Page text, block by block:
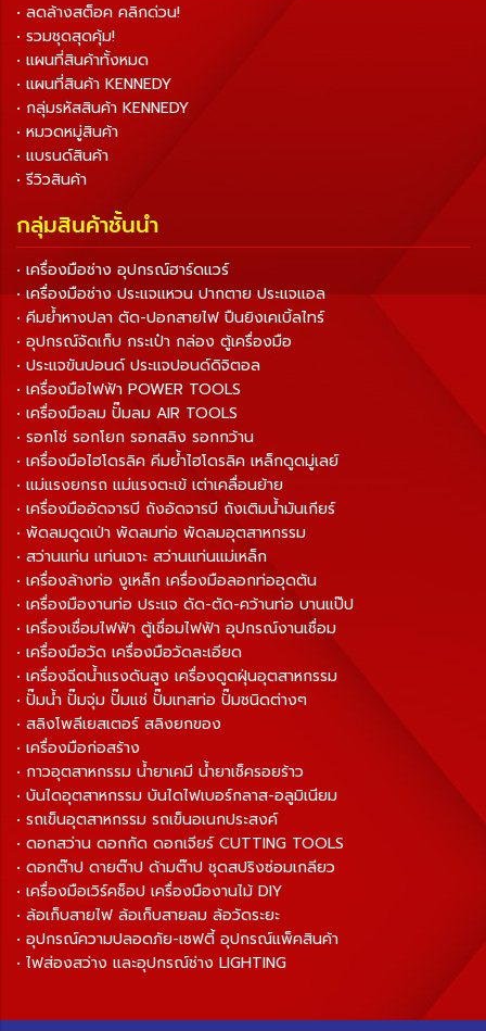
• ลดล้างสต็อค คลิกด่วน!
• รวมชุดสุดคุ้ม!
• แผนที่สินค้าทั้งหมด
• แผนที่สินค้า KENNEDY
• กลุ่มรหัสสินค้า KENNEDY
• หมวดหมู่สินค้า
• แบรนด์สินค้า
• รีวิวสินค้า
กลุ่มสินค้าชั้นนำ
• เครื่องมือช่าง อุปกรณ์ฮาร์ดแวร์
• เครื่องมือช่าง ประแจแหวน ปากตาย ประแจแอล
• คีมย้ำหางปลา ตัด-ปอกสายไฟ ปืนยิงเคเบิ้ลไทร์
• อุปกรณ์จัดเก็บ กระเป๋า กล่อง ตู้เครื่องมือ
• ประแจขันปอนด์ ประแจปอนด์ดิจิตอล
• เครื่องมือไฟฟ้า POWER TOOLS
• เครื่องมือลม ปั๊มลม AIR TOOLS
• รอกโซ่ รอกโยก รอกสลิง รอกกว้าน
• เครื่องมือไฮโดรลิค คีมย้ำไฮโดรลิค เหล็กดูดมู่เลย์
• แม่แรงยกรถ แม่แรงตะเข้ เต่าเคลื่อนย้าย
• เครื่องมืออัดจารบี ถังอัดจารบี ถังเติมน้ำมันเกียร์
• พัดลมดูดเป่า พัดลมท่อ พัดลมอุตสาหกรรม
• สว่านแท่น แท่นเจาะ สว่านแท่นแม่เหล็ก
• เครื่องล้างท่อ งูเหล็ก เครื่องมือลอกท่ออุดตัน
• เครื่องมืองานท่อ ประแจ ดัด-ตัด-คว้านท่อ บานแป๊ป
• เครื่องเชื่อมไฟฟ้า ตู้เชื่อมไฟฟ้า อุปกรณ์งานเชื่อม
• เครื่องมือวัด เครื่องมือวัดละเอียด
• เครื่องฉีดน้ำแรงดันสูง เครื่องดูดฝุ่นอุตสาหกรรม
• ปั๊มน้ำ ปั๊มจุ่ม ปั๊มแช่ ปั๊มเทสท่อ ปั๊มชนิดต่างๆ
• สลิงโพลีเยสเตอร์ สลิงยกของ
• เครื่องมือก่อสร้าง
• กาวอุตสาหกรรม น้ำยาเคมี น้ำยาเช็ครอยร้าว
• บันไดอุตสาหกรรม บันไดไฟเบอร์กลาส-อลูมิเนียม
• รถเข็นอุตสาหกรรม รถเข็นอเนกประสงค์
• ดอกสว่าน ดอกกัด ดอกเจียร์ CUTTING TOOLS
• ดอกต๊าป ดายต๊าป ด้ามต๊าป ชุดสปริงซ่อมเกลียว
• เครื่องมือเวิร์คช็อป เครื่องมืองานไม้ DIY
• ล้อเก็บสายไฟ ล้อเก็บสายลม ล้อวัดระยะ
• อุปกรณ์ความปลอดภัย-เซฟตี้ อุปกรณ์แพ็คสินค้า
• ไฟส่องสว่าง และอุปกรณ์ช่าง LIGHTING